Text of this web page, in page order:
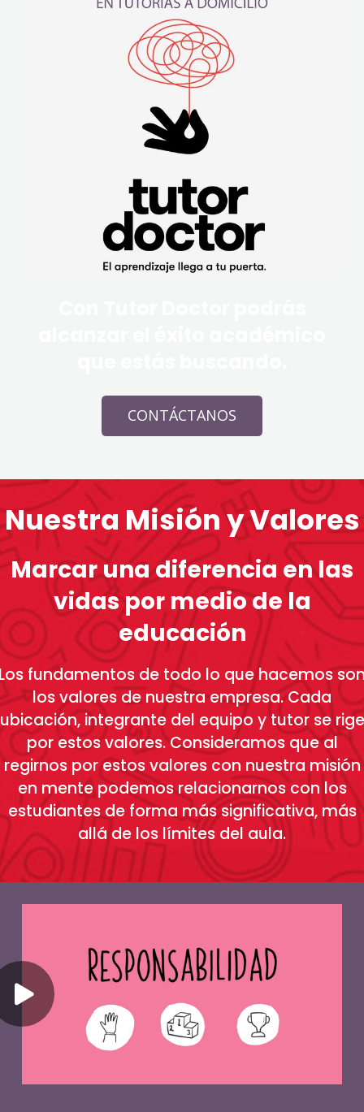
CONTÁCTANOS
Nuestra Misión y Valores
Marcar una diferencia en las
vidas por medio de la
educación
fundamentos de todo lo que hacemos
los valores de nuestra empresa. Cada
ubicación, integrante del equipo y tutor se rige
por estos valores. Consideramos que al
regirnos por estos valores con nuestra misión
en mente podemos relacionarnos con los
estudiantes de forma más significativa, más
allá de los límites del aula.